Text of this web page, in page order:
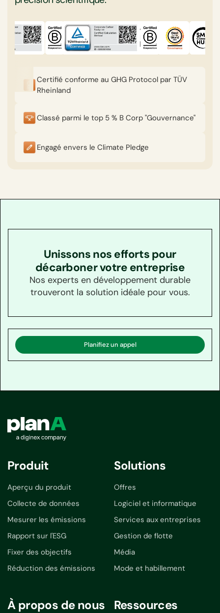
Certifié conforme au GHG Protocol par TÜV
Rheinland
Classé parmi le top 5 % B Corp "Gouvernance"
Engagé envers le Climate Pledge
Unissons nos efforts pour
décarboner votre entreprise
Nos experts en développement durable
trouveront la solution idéale pour vous.
Planifiez un appel
Produit
Aperçu du produit
Collecte de données
Mesurer les émissions
Rapport sur l'ESG
Fixer des objectifs
Réduction des émissions
Solutions
Offres
Logiciel et informatique
Services aux entreprises
Gestion de flotte
Média
Mode et habillement
À propos de nous Ressources